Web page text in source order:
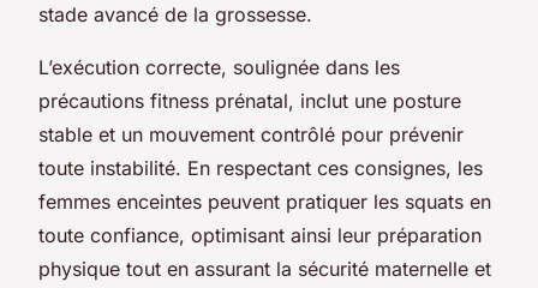
stade avancé de la grossesse.
L’exécution correcte, soulignée dans les
précautions fitness prénatal, inclut une posture
stable et un mouvement contrôlé pour prévenir
toute instabilité. En respectant ces consignes, les
femmes enceintes peuvent pratiquer les squats en
toute confiance, optimisant ainsi leur préparation
physique tout en assurant la sécurité maternelle et